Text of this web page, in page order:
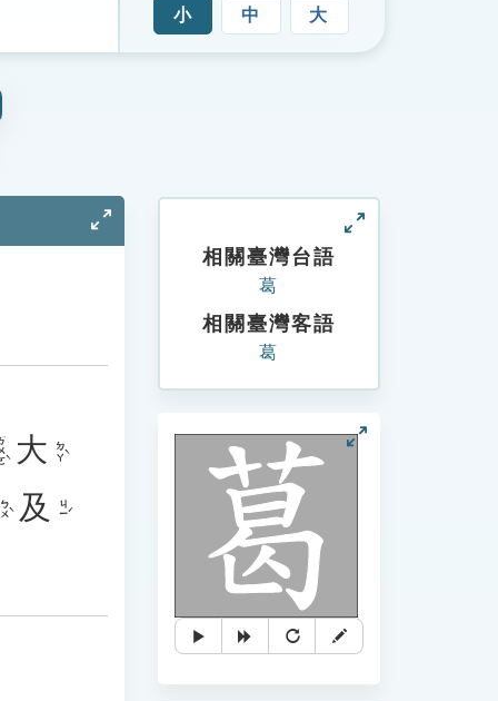
小 中 大
ˋ 大 ㄉㄚˋ
ㄅㄨˋ 及 ㄐㄧˊ
相關臺灣台語
葛
相關臺灣客語
葛